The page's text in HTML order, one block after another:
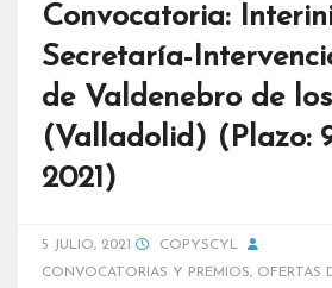
Convocatoria:
Secretaría-
de Valdenebro de
(Valladolid) (Plazo:
2021)
5 JULIO, 2021
COPYSCYL
CONVOCATORIAS Y PREMIOS, OFERTAS